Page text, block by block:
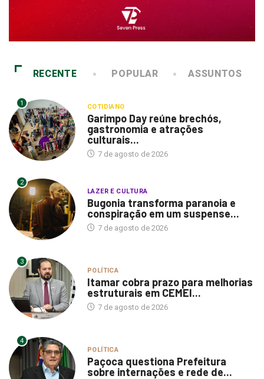
RECENTE POPULAR ASSUNTOS
1 COTIDIANO
Garimpo Day reúne brechós,
gastronomia e atrações
culturais...
7 de agosto de 2026
2
LAZER E CULTURA
Bugonia transforma paranoia e
conspiração em um suspense...
7 de agosto de 2026
3
POLÍTICA
Itamar cobra prazo para melhorias
estruturais em CEMEI...
7 de agosto de 2026
4
POLÍTICA
Paçoca questiona Prefeitura
sobre internações e rede de...